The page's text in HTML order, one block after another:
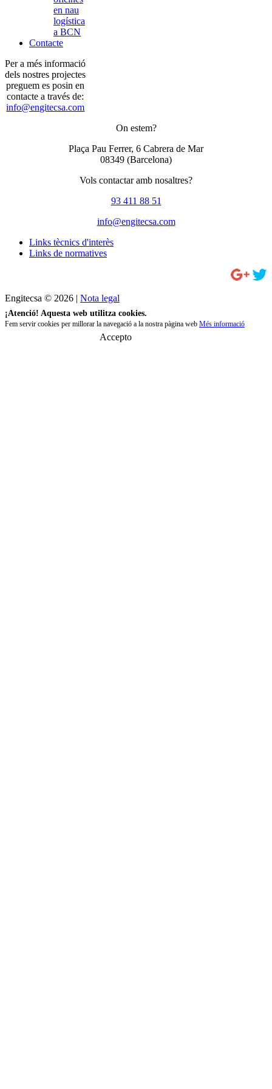
en nau
logística
a BCN
Contacte
Per a més informació
dels nostres projectes
preguem es posin en
contacte a través de:
info@engitecsa.com
On estem?
Plaça Pau Ferrer, 6 Cabrera de Mar
08349 (Barcelona)
Vols contactar amb nosaltres?
93 411 88 51
info@engitecsa.com
Links tècnics d'interès
Links de normatives
Engitecsa © 2026 | Nota legal
¡Atenció! Aquesta web utilitza cookies.
Fem servir cookies per millorar la navegació a la nostra pàgina web Més informació
Accepto